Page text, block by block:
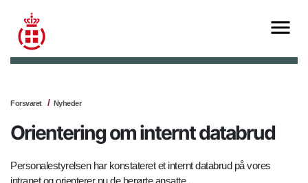
Forsvaret Nyheder
Orientering om internt databrud
Personalestyrelsen har konstateret et internt databrud på vores
intranet og orienterer nu de berørte ansatte.